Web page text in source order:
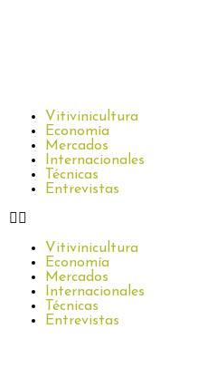
Vitivinicultura
Economía
Mercados
Internacionales
Técnicas
Entrevistas
Vitivinicultura
Economía
Mercados
Internacionales
Técnicas
Entrevistas